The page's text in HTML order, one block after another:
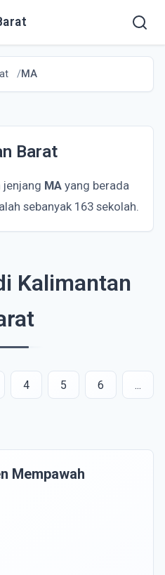
MA
Barat
jenjang MA yang berada
sebanyak 163 sekolah.
Kalimantan
4 5 6 ...
Mempawah